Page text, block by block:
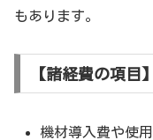
もあります。
【諸経費の項目】
機材導入費や使